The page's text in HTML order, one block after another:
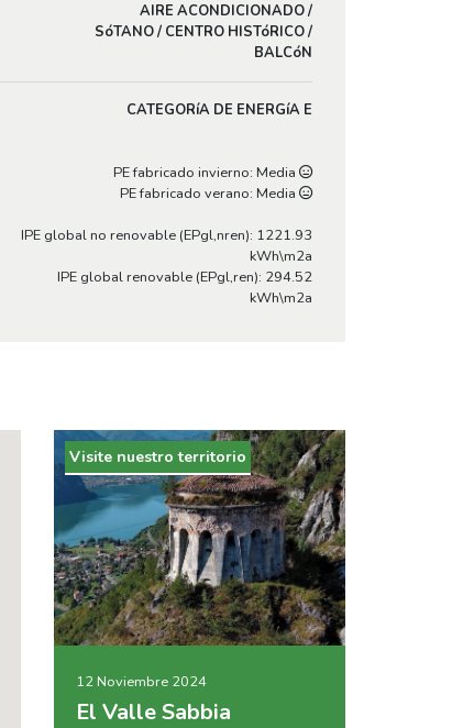
AIRE ACONDICIONADO /
SóTANO / CENTRO HISTóRICO /
BALCóN
CATEGORíA DE ENERGíA E
PE fabricado invierno: Media
PE fabricado verano: Media
IPE global no renovable (EPgl,nren): 1221.93
kWh\m2a
IPE global renovable (EPgl,ren): 294.52
kWh\m2a
Visite nuestro territorio
12 Noviembre 2024
El Valle Sabbia